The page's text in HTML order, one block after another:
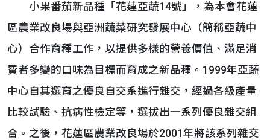
小果番茄新品種「花蓮亞蔬14號」，為本會花蓮
區農業改良場與亞洲蔬菜研究發展中心（簡稱亞蔬中
心）合作育種工作，以提供多樣的營養價值、滿足消
費者多變的口味為目標而育成之新品種。1999年亞蔬
中心自其選育之優良自交系進行雜交，經過各級產量
比較試驗、抗病性檢定等，選拔出一系列優良雜交組
合。之後，花蓮區農業改良場於2001年將該系列雜交